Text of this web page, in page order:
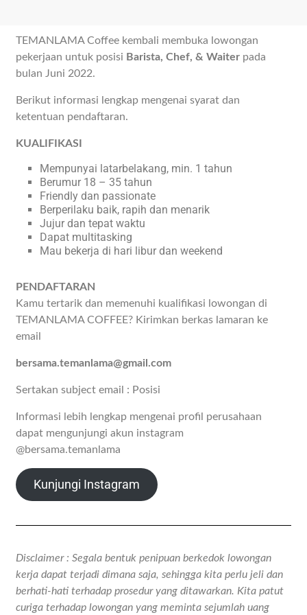
TEMANLAMA Coffee kembali membuka lowongan
pekerjaan untuk posisi Barista, Chef, & Waiter pada
bulan Juni 2022.
Berikut informasi lengkap mengenai syarat dan
ketentuan pendaftaran.
KUALIFIKASI
Mempunyai latarbelakang, min. 1 tahun
Berumur 18 – 35 tahun
Friendly dan passionate
Berperilaku baik, rapih dan menarik
Jujur dan tepat waktu
Dapat multitasking
Mau bekerja di hari libur dan weekend
PENDAFTARAN
Kamu tertarik dan memenuhi kualifikasi lowongan di
TEMANLAMA COFFEE? Kirimkan berkas lamaran ke
email
bersama.temanlama@gmail.com
Sertakan subject email : Posisi
Informasi lebih lengkap mengenai profil perusahaan
dapat mengunjungi akun instagram
@bersama.temanlama
Kunjungi Instagram
Disclaimer : Segala bentuk penipuan berkedok lowongan
kerja dapat terjadi dimana saja, sehingga kita perlu jeli dan
berhati-hati terhadap prosedur yang ditawarkan. Kita patut
curiga terhadap lowongan yang meminta sejumlah uang